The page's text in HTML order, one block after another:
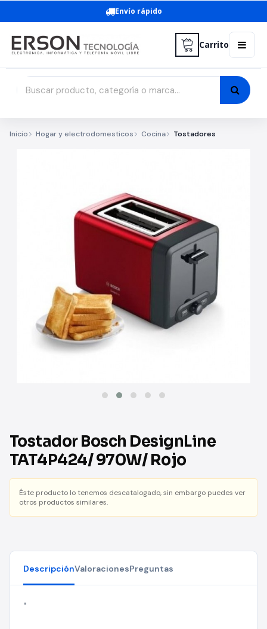
Envío rápido
Carrito
Inicio Hogar y electrodomesticos Cocina Tostadores
Tostador Bosch DesignLine
TAT4P424/ 970W/ Rojo
Éste producto lo tenemos descatalogado, sin embargo puedes ver
otros productos similares.
DescripciónValoracionesPreguntas
"